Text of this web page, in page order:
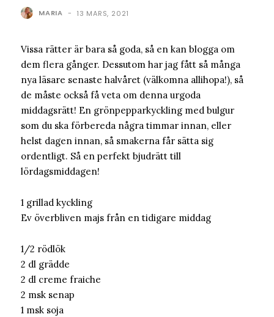
MARIA - 13 MARS, 2021
Vissa rätter är bara så goda, så en kan blogga om
dem flera gånger. Dessutom har jag fått så många
nya läsare senaste halvåret (välkomna allihopa!), så
de måste också få veta om denna urgoda
middagsrätt! En grönpepparkyckling med bulgur
som du ska förbereda några timmar innan, eller
helst dagen innan, så smakerna får sätta sig
ordentligt. Så en perfekt bjudrätt till
lördagsmiddagen!
1 grillad kyckling
Ev överbliven majs från en tidigare middag
1/2 rödlök
2 dl grädde
2 dl creme fraiche
2 msk senap
1 msk soja